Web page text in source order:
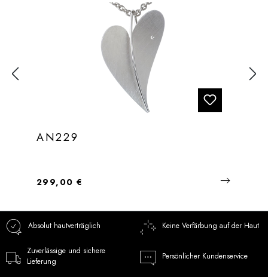
AN229
Regulärer Preis:
299,00 €
Absolut hautverträglich Keine Verfärbung auf der Haut
Zuverlässige und sichere
Lieferung
Persönlicher Kundenservice